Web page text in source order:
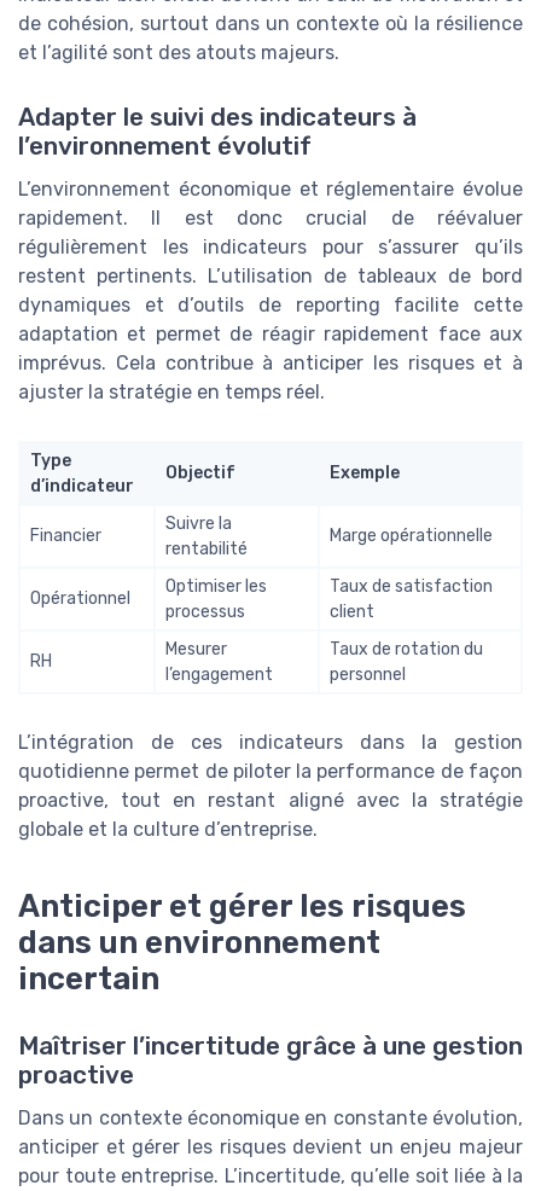
de cohésion, surtout dans un contexte où la résilience
et l’agilité sont des atouts majeurs.
Adapter le suivi des indicateurs à
l’environnement évolutif
L’environnement économique et réglementaire évolue
rapidement. Il est donc crucial de réévaluer
régulièrement les indicateurs pour s’assurer qu’ils
restent pertinents. L’utilisation de tableaux de bord
dynamiques et d’outils de reporting facilite cette
adaptation et permet de réagir rapidement face aux
imprévus. Cela contribue à anticiper les risques et à
ajuster la stratégie en temps réel.
Type
d’indicateur
Objectif Exemple
Financier
Suivre la
rentabilité
Marge opérationnelle
Opérationnel
Optimiser les
processus
Taux de satisfaction
client
RH
Mesurer
l’engagement
Taux de rotation du
personnel
L’intégration de ces indicateurs dans la gestion
quotidienne permet de piloter la performance de façon
proactive, tout en restant aligné avec la stratégie
globale et la culture d’entreprise.
Anticiper et gérer les risques
dans un environnement
incertain
Maîtriser l’incertitude grâce à une gestion
proactive
Dans un contexte économique en constante évolution,
anticiper et gérer les risques devient un enjeu majeur
pour toute entreprise. L’incertitude, qu’elle soit liée à la